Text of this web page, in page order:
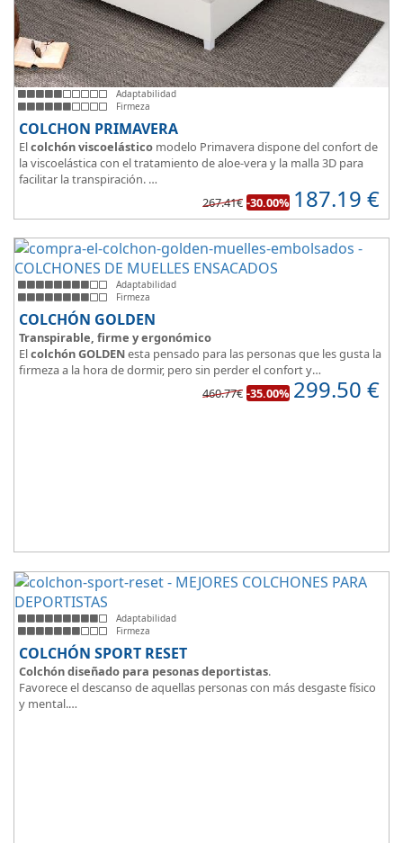
Adaptabilidad
Firmeza
COLCHON PRIMAVERA
Elcolchón viscoelástico modelo Primavera dispone del confort de
la viscoelástica con el tratamiento de aloe-vera y la malla 3D para
facilitar la transpiración.
Según medida del colchón estamos hablando tanto de un colchón
viscoelástica hacen que sea u modelo adaptable a todo tipo de
personas.
267.41€ -30.00% 187.19 €
Adaptabilidad
Firmeza
COLCHÓN GOLDEN
Transpirable, firme y ergonómico
Elcolchón GOLDENesta pensado para las personas que les gusta la
firmeza a la hora de dormir, pero sin perder el confort y
adaptabilidad que nos ofrece la viscoelástica.
Su excelente diseño, suave tejido e independencia de lechos,
460.77€ -35.00% 299.50 €
Adaptabilidad
Firmeza
COLCHÓN SPORT RESET
Colchón diseñado para pesonas deportistas.
Favorece el descanso de aquellas personas con más desgaste físico
y mental.